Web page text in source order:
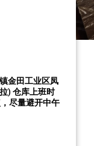
金田工业区凤
) 仓库上班时
尽量避开中午